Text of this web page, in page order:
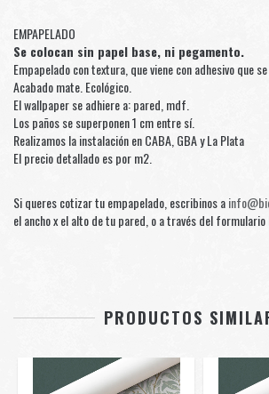
EMPAPELADO
Se colocan sin papel base, ni pegamento.
Empapelado con textura, que viene con adhesivo que
Acabado mate. Ecológico.
El wallpaper se adhiere a: pared, mdf.
Los paños se superponen 1 cm entre sí.
Realizamos la instalación en CABA, GBA y La Plata
El precio detallado es por m2.
Si queres cotizar tu empapelado, escribinos a
el ancho x el alto de tu pared, o a través del formulario
PRODUCTOS